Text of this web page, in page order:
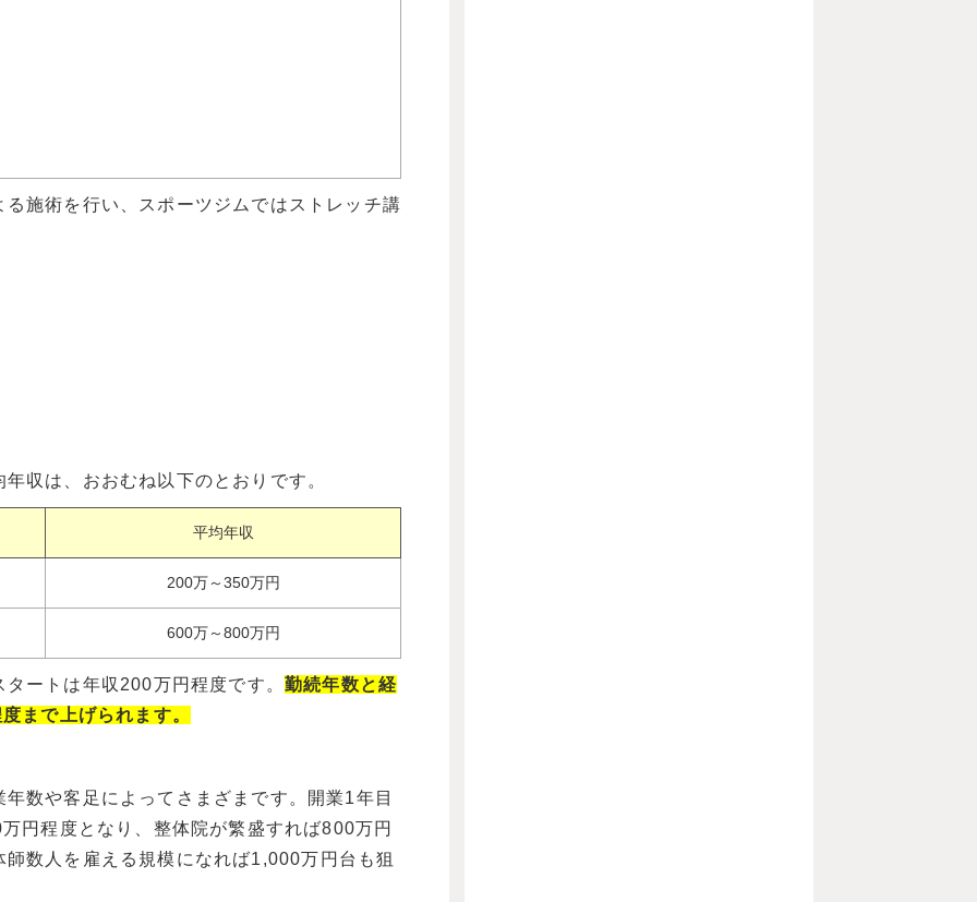
施術を行い、スポーツジムではストレッチ講
収は、おおむね以下のとおりです。
平均年収
200万～350万円
600万～800万円
ートは年収200万円程度です。勤続年数と経
まで上げられます。
数や客足によってさまざまです。開業1年目
円程度となり、整体院が繁盛すれば800万円
数人を雇える規模になれば1,000万円台も狙